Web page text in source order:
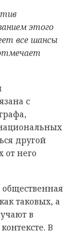
этого
все шансы
с
другой
от него
общественная
таковых, а
в
В